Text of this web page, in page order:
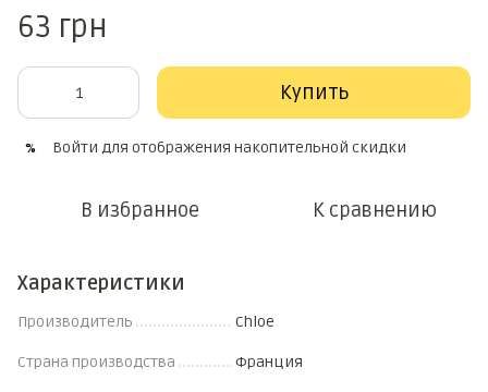
63 грн
Купить
% Войти для отображения накопительной скидки
В избранное К сравнению
Характеристики
Производитель Chloe
Страна производства Франция